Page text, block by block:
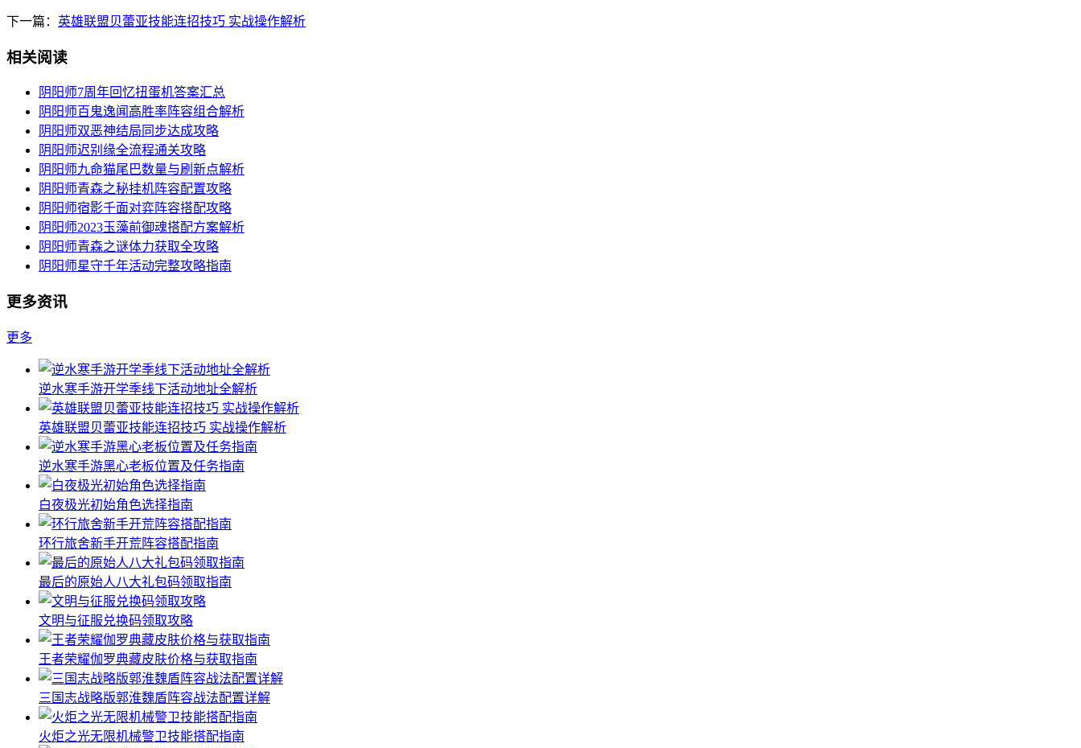
下一篇： 英雄联盟贝蕾亚技能连招技巧 实战操作解析
相关阅读
阴阳师7周年回忆扭蛋机答案汇总
阴阳师百鬼逸闻高胜率阵容组合解析
阴阳师双恶神结局同步达成攻略
阴阳师迟别缘全流程通关攻略
阴阳师九命猫尾巴数量与刷新点解析
阴阳师青森之秘挂机阵容配置攻略
阴阳师宿影千面对弈阵容搭配攻略
阴阳师2023玉藻前御魂搭配方案解析
阴阳师青森之谜体力获取全攻略
阴阳师星守千年活动完整攻略指南
更多资讯
更多
逆水寒手游开学季线下活动地址全解析
英雄联盟贝蕾亚技能连招技巧 实战操作解析
逆水寒手游黑心老板位置及任务指南
白夜极光初始角色选择指南
环行旅舍新手开荒阵容搭配指南
最后的原始人八大礼包码领取指南
文明与征服兑换码领取攻略
王者荣耀伽罗典藏皮肤价格与获取指南
三国志战略版郭淮魏盾阵容战法配置详解
火炬之光无限机械警卫技能搭配指南